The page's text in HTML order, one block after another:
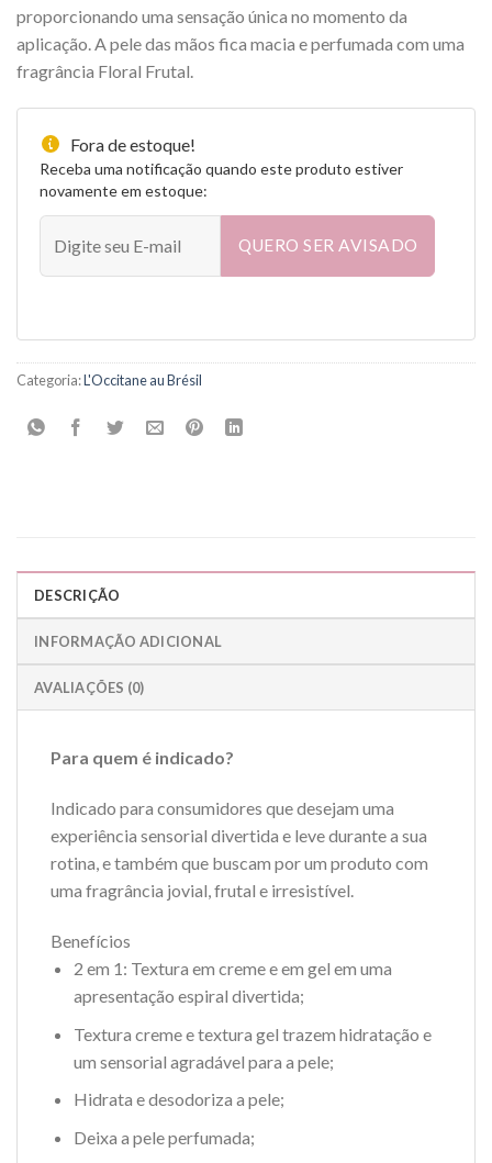
proporcionando uma sensação única no momento da
aplicação. A pele das mãos fica macia e perfumada com uma
fragrância Floral Frutal.
Fora de estoque!
Receba uma notificação quando este produto estiver
novamente em estoque:
QUERO SER AVISADO
Categoria:L'Occitane au Brésil
DESCRIÇÃO
INFORMAÇÃO ADICIONAL
AVALIAÇÕES (0)
Para quem é indicado?
Indicado para consumidores que desejam uma
experiência sensorial divertida e leve durante a sua
rotina, e também que buscam por um produto com
uma fragrância jovial, frutal e irresistível.
Benefícios
2 em 1: Textura em creme e em gel em uma
apresentação espiral divertida;
Textura creme e textura gel trazem hidratação e
um sensorial agradável para a pele;
Hidrata e desodoriza a pele;
Deixa a pele perfumada;